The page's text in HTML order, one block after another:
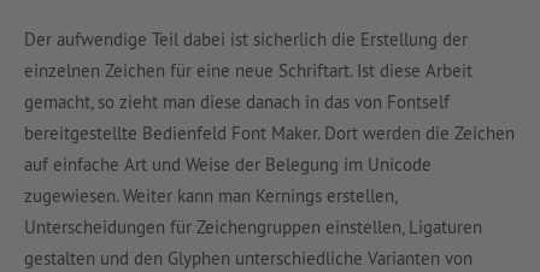
Der aufwendige Teil dabei ist sicherlich die Erstellung der
einzelnen Zeichen für eine neue Schriftart. Ist diese Arbeit
gemacht, so zieht man diese danach in das von Fontself
bereitgestellte Bedienfeld Font Maker. Dort werden die Zeichen
auf einfache Art und Weise der Belegung im Unicode
zugewiesen. Weiter kann man Kernings erstellen,
Unterscheidungen für Zeichengruppen einstellen, Ligaturen
gestalten und den Glyphen unterschiedliche Varianten von